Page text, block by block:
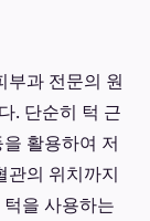
부과 전문의 원
. 단순히 턱 근
활용하여 저
관의 위치까지
을 사용하는